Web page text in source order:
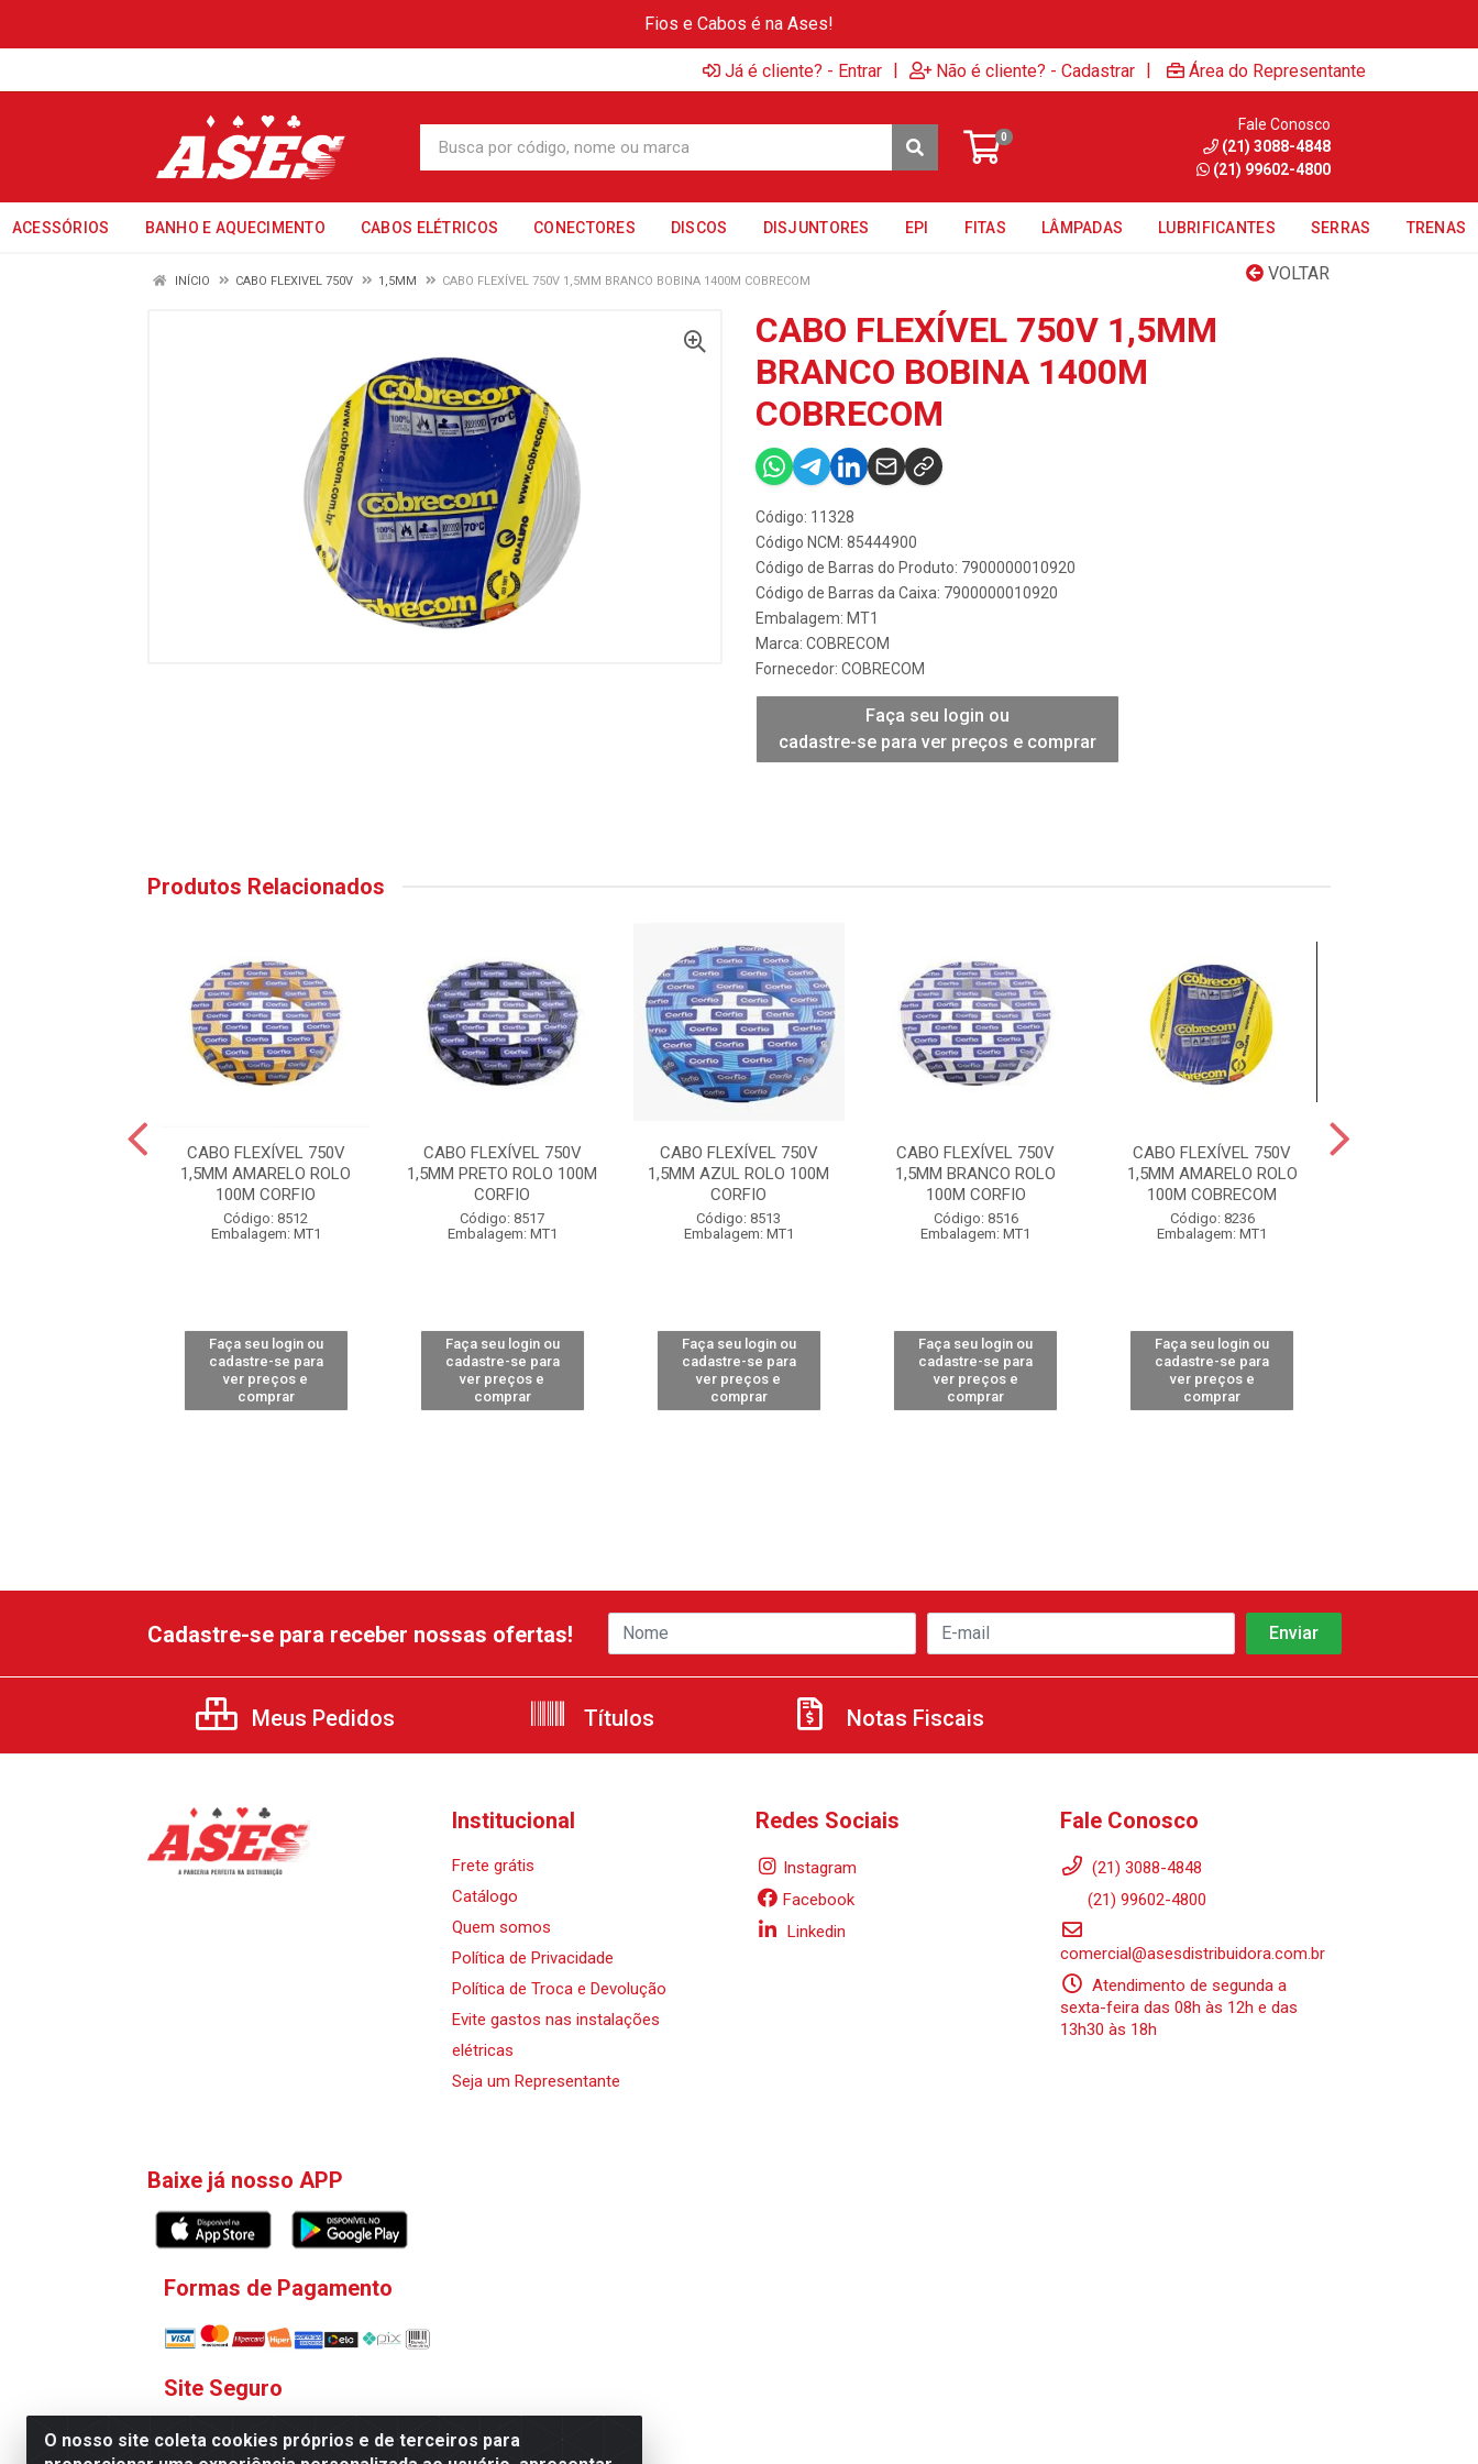
Fios e Cabos é na Ases!
Já é cliente? - Entrar | Não é cliente? - Cadastrar | Área do Representante
0
Fale Conosco
(21) 3088-4848
(21) 99602-4800
ACESSÓRIOS BANHO E AQUECIMENTO CABOS ELÉTRICOS CONECTORES DISCOS DISJUNTORES EPI FITAS LÂMPADAS LUBRIFICANTES SERRAS TRENAS
VOLTAR
INÍCIO CABO FLEXIVEL 750V 1,5MM CABO FLEXÍVEL 750V 1,5MM BRANCO BOBINA 1400M COBRECOM
CABO FLEXÍVEL 750V 1,5MM
BRANCO BOBINA 1400M
COBRECOM
Código: 11328
Código NCM: 85444900
Código de Barras do Produto: 7900000010920
Código de Barras da Caixa: 7900000010920
Embalagem: MT1
Marca: COBRECOM
Fornecedor: COBRECOM
Faça seu login ou
cadastre-se para ver preços e comprar
Produtos Relacionados
CABO FLEXÍVEL 750V
1,5MM AMARELO ROLO
100M CORFIO
Código: 8512
Embalagem: MT1
Faça seu login ou
cadastre-se para
ver preços e
comprar
CABO FLEXÍVEL 750V
1,5MM PRETO ROLO 100M
CORFIO
Código: 8517
Embalagem: MT1
Faça seu login ou
cadastre-se para
ver preços e
comprar
CABO FLEXÍVEL 750V
1,5MM AZUL ROLO 100M
CORFIO
Código: 8513
Embalagem: MT1
Faça seu login ou
cadastre-se para
ver preços e
comprar
CABO FLEXÍVEL 750V
1,5MM BRANCO ROLO
100M CORFIO
Código: 8516
Embalagem: MT1
Faça seu login ou
cadastre-se para
ver preços e
comprar
CABO FLEXÍVEL 750V
1,5MM AMARELO ROLO
100M COBRECOM
Código: 8236
Embalagem: MT1
Faça seu login ou
cadastre-se para
ver preços e
comprar
O nosso site coleta cookies próprios e de terceiros para
Cadastre-se para receber nossas ofertas!
Meus Pedidos Títulos Notas Fiscais
Institucional
Frete grátis
Catálogo
Quem somos
Política de Privacidade
Política de Troca e Devolução
Evite gastos nas instalações
elétricas
Seja um Representante
Redes Sociais
Instagram
Facebook
Linkedin
Fale Conosco
(21) 3088-4848
(21) 99602-4800
comercial@asesdistribuidora.com.br
Atendimento de segunda a
sexta-feira das 08h às 12h e das
13h30 às 18h
Baixe já nosso APP
Formas de Pagamento
Site Seguro